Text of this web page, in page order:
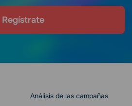
Regístrate
Análisis de las campañas